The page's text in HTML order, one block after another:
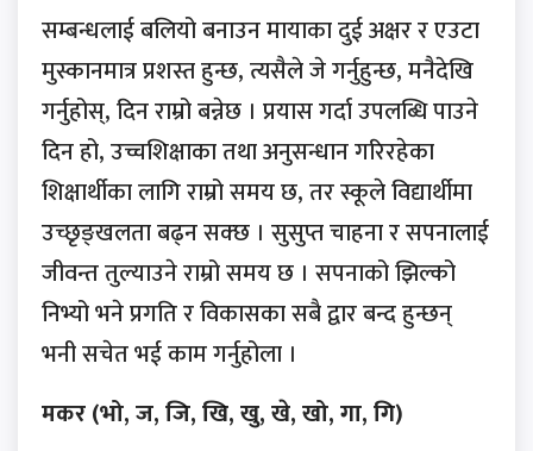
सम्बन्धलाई बलियो बनाउन मायाका दुई अक्षर र एउटा
मुस्कानमात्र प्रशस्त हुन्छ, त्यसैले जे गर्नुहुन्छ, मनैदेखि
गर्नुहोस्, दिन राम्रो बन्नेछ । प्रयास गर्दा उपलब्धि पाउने
दिन हो, उच्चशिक्षाका तथा अनुसन्धान गरिरहेका
शिक्षार्थीका लागि राम्रो समय छ, तर स्कूले विद्यार्थीमा
उच्छृङ्खलता बढ्न सक्छ । सुसुप्त चाहना र सपनालाई
जीवन्त तुल्याउने राम्रो समय छ । सपनाको झिल्को
निभ्यो भने प्रगति र विकासका सबै द्वार बन्द हुन्छन्
भनी सचेत भई काम गर्नुहोला ।
मकर (भो, ज, जि, खि, खु, खे, खो, गा, गि)